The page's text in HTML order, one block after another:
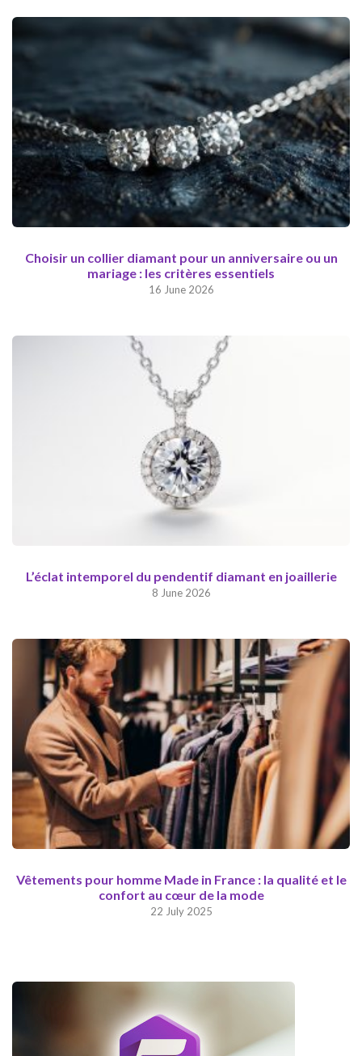
Choisir un collier diamant pour un anniversaire ou un
mariage : les critères essentiels
16 June 2026
L’éclat intemporel du pendentif diamant en joaillerie
8 June 2026
Vêtements pour homme Made in France : la qualité et le
confort au cœur de la mode
22 July 2025